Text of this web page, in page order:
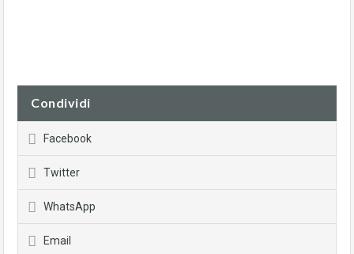
Condividi
Facebook
Twitter
WhatsApp
Email